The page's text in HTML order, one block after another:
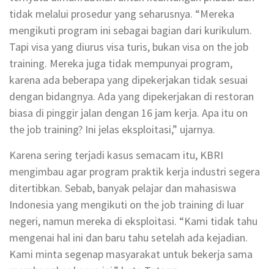
tidak melalui prosedur yang seharusnya. “Mereka
mengikuti program ini sebagai bagian dari kurikulum.
Tapi visa yang diurus visa turis, bukan visa on the job
training. Mereka juga tidak mempunyai program,
karena ada beberapa yang dipekerjakan tidak sesuai
dengan bidangnya. Ada yang dipekerjakan di restoran
biasa di pinggir jalan dengan 16 jam kerja. Apa itu on
the job training? Ini jelas eksploitasi,” ujarnya.
Karena sering terjadi kasus semacam itu, KBRI
mengimbau agar program praktik kerja industri segera
ditertibkan. Sebab, banyak pelajar dan mahasiswa
Indonesia yang mengikuti on the job training di luar
negeri, namun mereka di eksploitasi. “Kami tidak tahu
mengenai hal ini dan baru tahu setelah ada kejadian.
Kami minta segenap masyarakat untuk bekerja sama